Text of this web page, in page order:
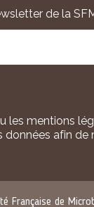
de la
les mentions
données afin de
Française de